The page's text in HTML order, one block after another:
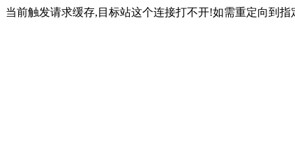
当前触发请求缓存,目标站这个连接打不开!如需重定向到